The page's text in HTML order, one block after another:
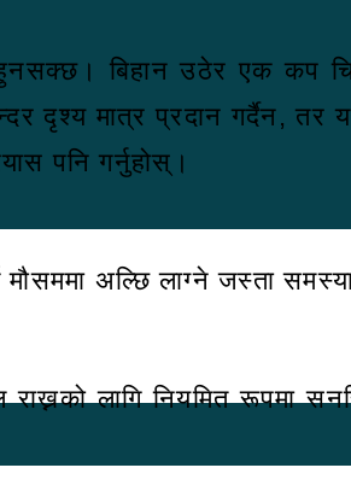
बिहान उठेर एक कप
मात्र प्रदान गर्दैन, तर
पनि गर्नुहोस्।
मौसममा अल्छि लाग्ने जस्ता
लागि नियमित रूपमा